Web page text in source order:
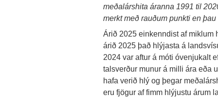
meðalárshita áranna 1991 til
merkt með rauðum punkti en
Árið 2025 einkenndist af miklum
árið 2025 það hlýjasta á
2024 var aftur á móti óvenjukalt
talsverður munur á milli ára eða
hafa verið hlý og þegar
eru fjögur af fimm hlýjustu árum